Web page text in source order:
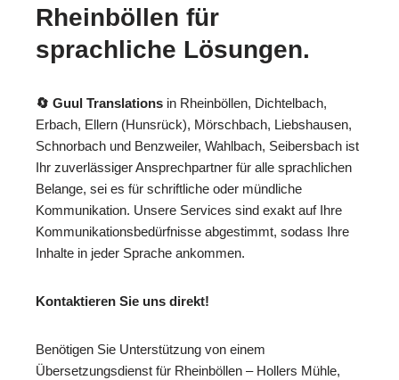
Rheinböllen für
sprachliche Lösungen.
🔄 Guul Translations in Rheinböllen, Dichtelbach,
Erbach, Ellern (Hunsrück), Mörschbach, Liebshausen,
Schnorbach und Benzweiler, Wahlbach, Seibersbach ist
Ihr zuverlässiger Ansprechpartner für alle sprachlichen
Belange, sei es für schriftliche oder mündliche
Kommunikation. Unsere Services sind exakt auf Ihre
Kommunikationsbedürfnisse abgestimmt, sodass Ihre
Inhalte in jeder Sprache ankommen.
Kontaktieren Sie uns direkt!
Benötigen Sie Unterstützung von einem
Übersetzungsdienst für Rheinböllen – Hollers Mühle,